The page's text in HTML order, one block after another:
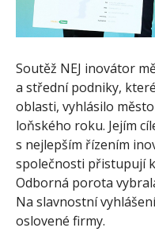
Soutěž NEJ inovátor
a střední podniky,
oblasti, vyhlásilo
loňského roku. Jejím
s nejlepším řízením
společnosti přistupují
Odborná porota
Na slavnostní
oslovené firmy.